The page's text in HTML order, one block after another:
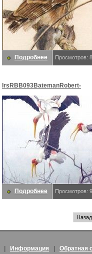
Подробнее Просмотров:
lrsRBB093BatemanRobert-
PaintedStorks. Bateman,
Подробнее Просмотров:
Назад
Информация
Обратная